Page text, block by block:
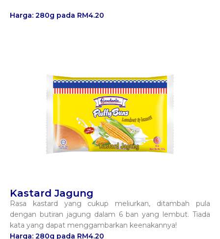
Harga: 280g pada RM4.20
Kastard Jagung
Rasa kastard yang cukup meliurkan, ditambah pula
dengan butiran jagung dalam 6 ban yang lembut. Tiada
kata yang dapat menggambarkan keenakannya!
Harga: 280g pada RM4.20